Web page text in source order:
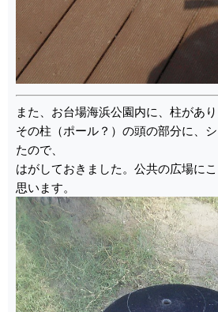
また、お台場海浜公園内に、柱があり
その柱（ポール？）の頭の部分に、
たので、
はがしておきました。公共の広場に
思います。